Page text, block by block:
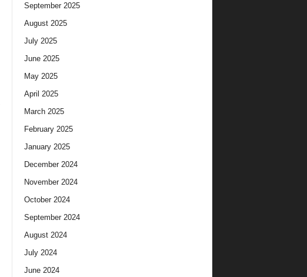
September 2025
August 2025
July 2025
June 2025
May 2025
April 2025
March 2025
February 2025
January 2025
December 2024
November 2024
October 2024
September 2024
August 2024
July 2024
June 2024